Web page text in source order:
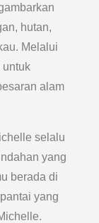
hutan,
Melalui
untuk
alam
selalu
yang
berada di
yang